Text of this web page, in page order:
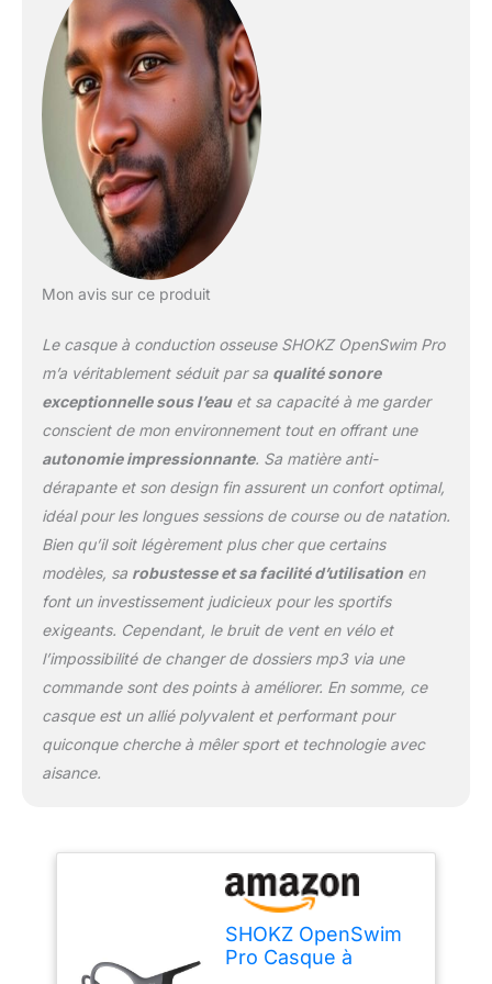
enfreindre les lois et
réglementations
applicables. Utilisez ce
produit conformétment
aux règles et
réglementations locales.
Mon avis sur ce produit
Le casque à conduction osseuse SHOKZ OpenSwim Pro
m’a véritablement séduit par sa qualité sonore
exceptionnelle sous l’eauet sa capacité à me garder
conscient de mon environnement tout en offrant une
autonomie impressionnante. Sa matière anti-
dérapante et son design fin assurent un confort optimal,
idéal pour les longues sessions de course ou de natation.
Bien qu’il soit légèrement plus cher que certains
modèles, sa robustesse et sa facilité d’utilisationen
font un investissement judicieux pour les sportifs
exigeants. Cependant, le bruit de vent en vélo et
l’impossibilité de changer de dossiers mp3 via une
commande sont des points à améliorer. En somme, ce
casque est un allié polyvalent et performant pour
quiconque cherche à mêler sport et technologie avec
aisance.
SHOKZ OpenSwim
Pro Casque à